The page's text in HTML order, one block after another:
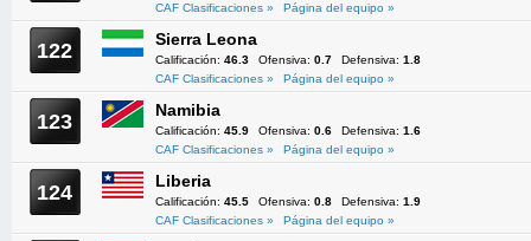
CAF Clasificaciones »
Página del equipo »
122 Sierra Leona
Calificación: 46.3 Ofensiva: 0.7 Defensiva: 1.8
CAF Clasificaciones »
Página del equipo »
123 Namibia
Calificación: 45.9 Ofensiva: 0.6 Defensiva: 1.6
CAF Clasificaciones »
Página del equipo »
124 Liberia
Calificación: 45.5 Ofensiva: 0.8 Defensiva: 1.9
CAF Clasificaciones »
Página del equipo »